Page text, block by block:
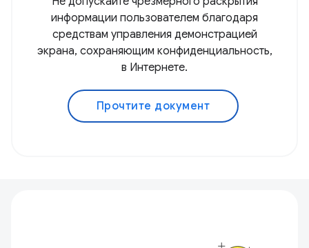
информации пользователем благодаря
средствам управления демонстрацией
экрана, сохраняющим конфиденциальность,
в Интернете.
Прочтите документ